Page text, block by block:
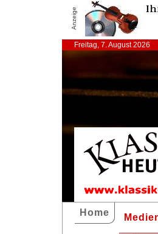
Anzeige
Freitag, 7. August 2026
Home